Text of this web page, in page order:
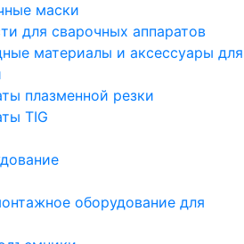
маски
для сварочных аппаратов
материалы и аксессуары для
плазменной резки
TIG
оборудование для